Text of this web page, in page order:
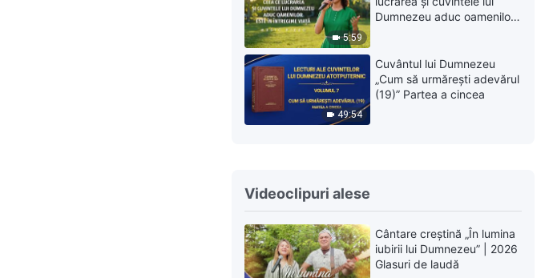
5:59
Dumnezeu aduc oamenilor
49:54
Cuvântul lui Dumnezeu
„Cum să urmărești adevărul
(19)” Partea a cincea
Videoclipuri alese
Cântare creștină „În lumina
iubirii lui Dumnezeu” | 2026
Glasuri de laudă